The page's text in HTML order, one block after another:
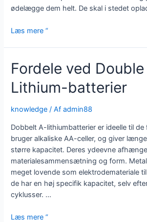
ødelægge dem helt. De skal i stedet
Sådan
et
litiumbatteri
korrekt
Læs mere “
Fordele ved Double
Lithium-batterier
knowledge / Afadmin88
Dobbelt A-lithiumbatterier er ideelle til de
bruger alkaliske AA-celler, og giver
større kapacitet. Deres ydeevne
materialesammensætning og form.
meget lovende som elektrodemateriale
de har en høj specifik kapacitet, selv
cyklusser. ...
Fordele
Læs mere “